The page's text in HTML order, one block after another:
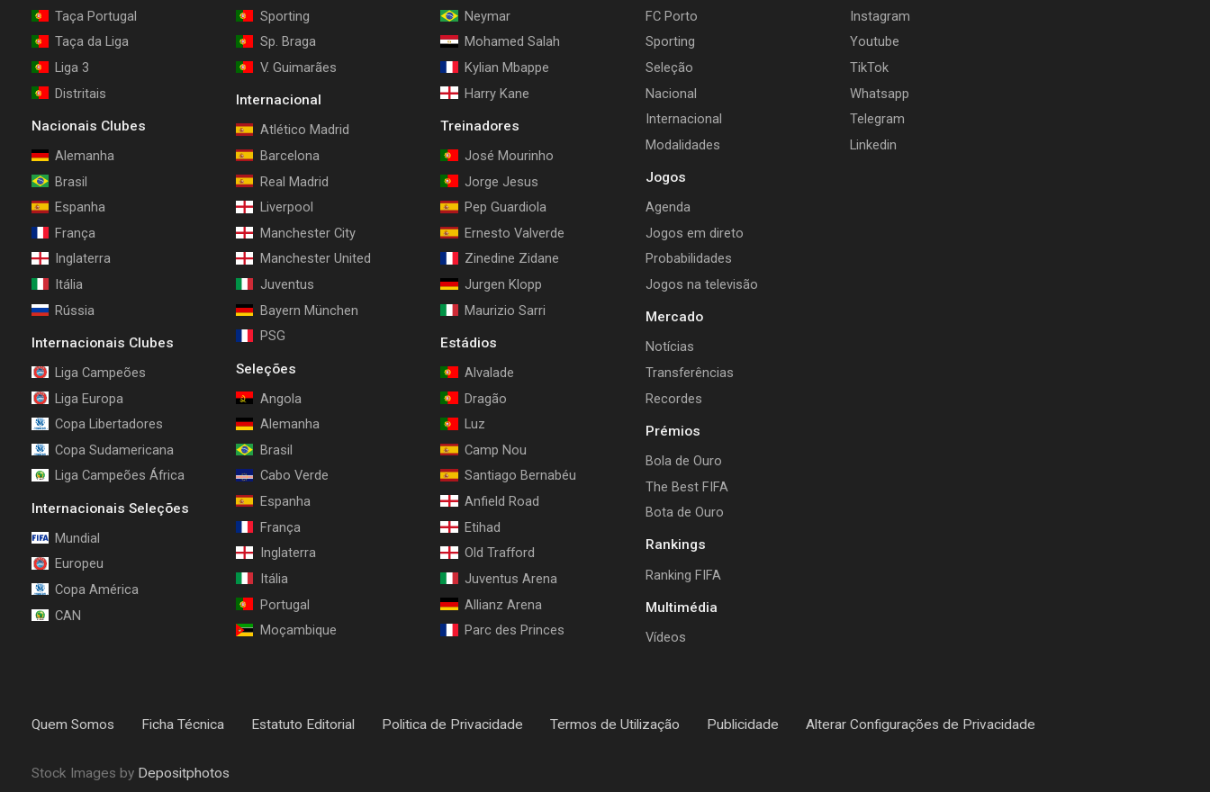
Taça Portugal
Taça da Liga
Liga 3
Distritais
Nacionais Clubes
Alemanha
Brasil
Espanha
França
Inglaterra
Itália
Rússia
Internacionais Clubes
Liga Campeões
Liga Europa
Copa Libertadores
Copa Sudamericana
Liga Campeões África
Internacionais Seleções
Mundial
Europeu
Copa América
CAN
Sporting
Sp. Braga
V. Guimarães
Internacional
Atlético Madrid
Barcelona
Real Madrid
Liverpool
Manchester City
Manchester United
Juventus
Bayern München
PSG
Seleções
Angola
Alemanha
Brasil
Cabo Verde
Espanha
França
Inglaterra
Itália
Portugal
Moçambique
Neymar
Mohamed Salah
Kylian Mbappe
Harry Kane
Treinadores
José Mourinho
Jorge Jesus
Pep Guardiola
Ernesto Valverde
Zinedine Zidane
Jurgen Klopp
Maurizio Sarri
Estádios
Alvalade
Dragão
Luz
Camp Nou
Santiago Bernabéu
Anfield Road
Etihad
Old Trafford
Juventus Arena
Allianz Arena
Parc des Princes
FC Porto
Sporting
Seleção
Nacional
Internacional
Modalidades
Jogos
Agenda
Jogos em direto
Probabilidades
Jogos na televisão
Mercado
Notícias
Transferências
Recordes
Prémios
Bola de Ouro
The Best FIFA
Bota de Ouro
Rankings
Ranking FIFA
Multimédia
Vídeos
Instagram
Youtube
TikTok
Whatsapp
Telegram
Linkedin
Quem Somos Ficha Técnica Estatuto Editorial Politica de Privacidade Termos de Utilização Publicidade Alterar Configurações de Privacidade
Stock Images by Depositphotos